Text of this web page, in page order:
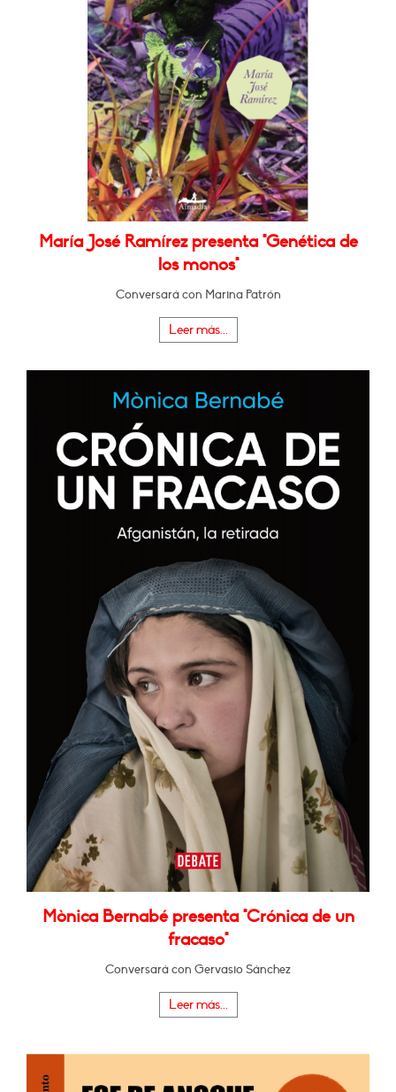
María José Ramírez presenta "Genética de
los monos"
Conversará con Marina Patrón
Leer más...
Mònica Bernabé presenta "Crónica de un
fracaso"
Conversará con Gervasio Sánchez
Leer más...